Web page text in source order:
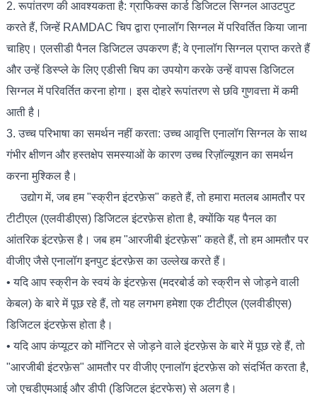
2. रूपांतरण की आवश्यकता है: ग्राफिक्स कार्ड डिजिटल सिग्नल आउटपुट
करते हैं, जिन्हें RAMDAC चिप द्वारा एनालॉग सिग्नल में परिवर्तित किया जाना
चाहिए। एलसीडी पैनल डिजिटल उपकरण हैं; वे एनालॉग सिग्नल प्राप्त करते हैं
और उन्हें डिस्प्ले के लिए एडीसी चिप का उपयोग करके उन्हें वापस डिजिटल
सिग्नल में परिवर्तित करना होगा। इस दोहरे रूपांतरण से छवि गुणवत्ता में कमी
आती है।
3. उच्च परिभाषा का समर्थन नहीं करता: उच्च आवृत्ति एनालॉग सिग्नल के साथ
गंभीर क्षीणन और हस्तक्षेप समस्याओं के कारण उच्च रिज़ॉल्यूशन का समर्थन
करना मुश्किल है।
उद्योग में, जब हम "स्क्रीन इंटरफ़ेस" कहते हैं, तो हमारा मतलब आमतौर पर
टीटीएल (एलवीडीएस) डिजिटल इंटरफ़ेस होता है, क्योंकि यह पैनल का
आंतरिक इंटरफ़ेस है। जब हम "आरजीबी इंटरफ़ेस" कहते हैं, तो हम आमतौर पर
वीजीए जैसे एनालॉग इनपुट इंटरफ़ेस का उल्लेख करते हैं।
• यदि आप स्क्रीन के स्वयं के इंटरफ़ेस (मदरबोर्ड को स्क्रीन से जोड़ने वाली
केबल) के बारे में पूछ रहे हैं, तो यह लगभग हमेशा एक टीटीएल (एलवीडीएस)
डिजिटल इंटरफ़ेस होता है।
• यदि आप कंप्यूटर को मॉनिटर से जोड़ने वाले इंटरफ़ेस के बारे में पूछ रहे हैं, तो
"आरजीबी इंटरफ़ेस" आमतौर पर वीजीए एनालॉग इंटरफ़ेस को संदर्भित करता है,
जो एचडीएमआई और डीपी (डिजिटल इंटरफेस) से अलग है।